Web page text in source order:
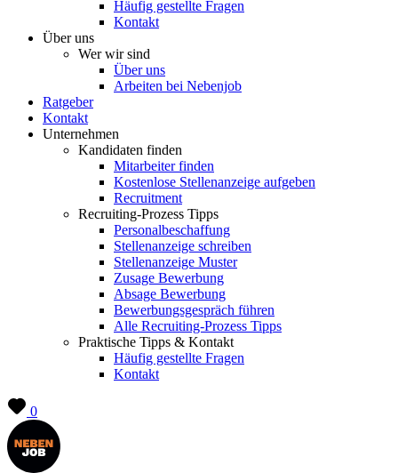
Häufig gestellte Fragen
Kontakt
Über uns
Wer wir sind
Über uns
Arbeiten bei Nebenjob
Ratgeber
Kontakt
Unternehmen
Kandidaten finden
Mitarbeiter finden
Kostenlose Stellenanzeige aufgeben
Recruitment
Recruiting-Prozess Tipps
Personalbeschaffung
Stellenanzeige schreiben
Stellenanzeige Muster
Zusage Bewerbung
Absage Bewerbung
Bewerbungsgespräch führen
Alle Recruiting-Prozess Tipps
Praktische Tipps & Kontakt
Häufig gestellte Fragen
Kontakt
0